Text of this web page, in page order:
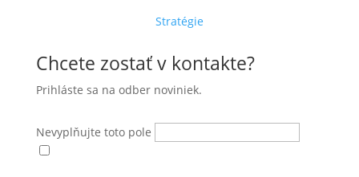
Stratégie
Chcete zostať v kontakte?
Prihláste sa na odber noviniek.
Nevyplňujte toto pole